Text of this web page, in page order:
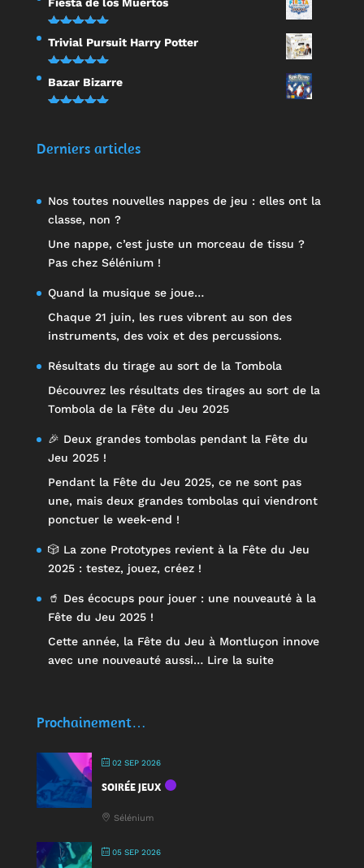
sur 5
Note5.00
sur 5
Trivial Pursuit Harry Potter
Note5.00
sur 5
Bazar Bizarre
Derniers articles
Nos toutes nouvelles nappes de jeu : elles ont la
classe, non ?
Une nappe, c’est juste un morceau de tissu ?
Pas chez Sélénium !
Quand la musique se joue…
Chaque 21 juin, les rues vibrent au son des
instruments, des voix et des percussions.
Résultats du tirage au sort de la Tombola
Découvrez les résultats des tirages au sort de la
Tombola de la Fête du Jeu 2025
🎉 Deux grandes tombolas pendant la Fête du
Jeu 2025 !
Pendant la Fête du Jeu 2025, ce ne sont pas
une, mais deux grandes tombolas qui viendront
ponctuer le week-end !
🎲 La zone Prototypes revient à la Fête du Jeu
2025 : testez, jouez, créez !
🥤 Des écocups pour jouer : une nouveauté à la
Fête du Jeu 2025 !
Cette année, la Fête du Jeu à Montluçon innove
avec une nouveauté aussi… Lire la suite:
Prochainement…
02 SEP 2026
SOIRÉE JEUX
Sélénium
05 SEP 2026